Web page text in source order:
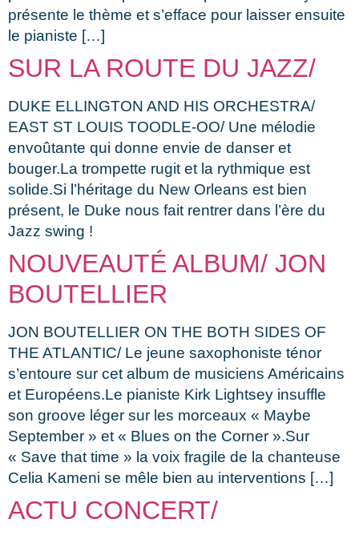
présente le thème et s’efface pour laisser ensuite
le pianiste […]
SUR LA ROUTE DU JAZZ/
DUKE ELLINGTON AND HIS ORCHESTRA/
EAST ST LOUIS TOODLE-OO/ Une mélodie
envoûtante qui donne envie de danser et
bouger.La trompette rugit et la rythmique est
solide.Si l’héritage du New Orleans est bien
présent, le Duke nous fait rentrer dans l’ère du
Jazz swing !
NOUVEAUTÉ ALBUM/ JON
BOUTELLIER
JON BOUTELLIER ON THE BOTH SIDES OF
THE ATLANTIC/ Le jeune saxophoniste ténor
s’entoure sur cet album de musiciens Américains
et Européens.Le pianiste Kirk Lightsey insuffle
son groove léger sur les morceaux « Maybe
September » et « Blues on the Corner ».Sur
« Save that time » la voix fragile de la chanteuse
Celia Kameni se mêle bien au interventions […]
ACTU CONCERT/